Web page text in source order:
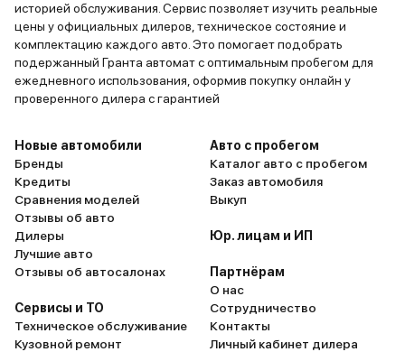
историей обслуживания. Сервис позволяет изучить реальные
цены у официальных дилеров, техническое состояние и
комплектацию каждого авто. Это помогает подобрать
подержанный Гранта автомат с оптимальным пробегом для
ежедневного использования, оформив покупку онлайн у
проверенного дилера с гарантией
Новые автомобили
Бренды
Кредиты
Сравнения моделей
Отзывы об авто
Дилеры
Лучшие авто
Отзывы об автосалонах
Сервисы и ТО
Техническое обслуживание
Кузовной ремонт
Авто с пробегом
Каталог авто с пробегом
Заказ автомобиля
Выкуп
Юр. лицам и ИП
Партнёрам
О нас
Сотрудничество
Контакты
Личный кабинет дилера